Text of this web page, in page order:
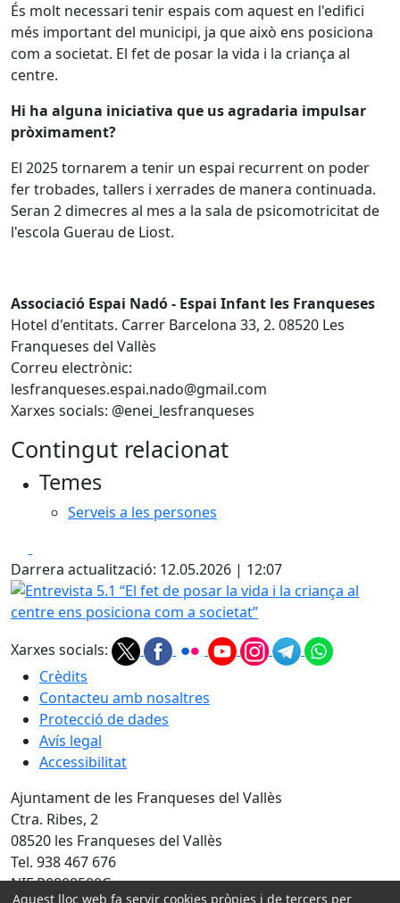
És molt necessari tenir espais com aquest en l'edifici
més important del municipi, ja que això ens posiciona
com a societat. El fet de posar la vida i la criança al
centre.
Hi ha alguna iniciativa que us agradaria impulsar
pròximament?
El 2025 tornarem a tenir un espai recurrent on poder
fer trobades, tallers i xerrades de manera continuada.
Seran 2 dimecres al mes a la sala de psicomotricitat de
l'escola Guerau de Liost.
Associació Espai Nadó - Espai Infant les Franqueses
Hotel d'entitats. Carrer Barcelona 33, 2. 08520 Les
Franqueses del Vallès
Correu electrònic:
lesfranqueses.espai.nado@gmail.com
Xarxes socials: @enei_lesfranqueses
Contingut relacionat
Temes
Serveis a les persones
Darrera actualització: 12.05.2026 | 12:07
Entrevista 5.1 “El fet de posar la vida i la criança al
Xarxes socials:
Crèdits
Contacteu amb nosaltres
Protecció de dades
Avís legal
Accessibilitat
Ajuntament de les Franqueses del Vallès
Ctra. Ribes, 2
08520 les Franqueses del Vallès
Tel. 938 467 676
NIF P0808500C
Aquest lloc web fa servir cookies pròpies i de tercers per